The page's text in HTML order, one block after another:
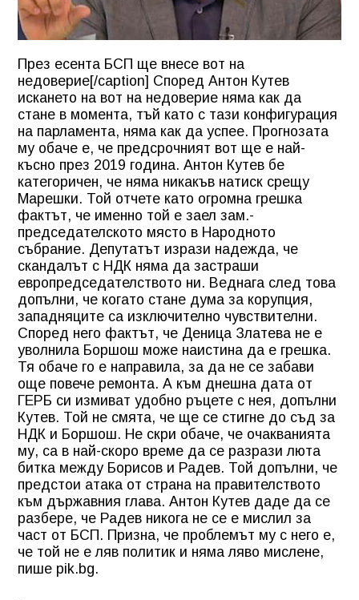
През есента БСП ще внесе вот на
недоверие[/caption] Според Антон Кутев
искането на вот на недоверие няма как да
стане в момента, тъй като с тази конфигурация
на парламента, няма как да успее. Прогнозата
му обаче е, че предсрочният вот ще е най-
късно през 2019 година. Антон Кутев бе
категоричен, че няма никакъв натиск срещу
Марешки. Той отчете като огромна грешка
фактът, че именно той е заел зам.-
председателското място в Народното
събрание. Депутатът изрази надежда, че
скандалът с НДК няма да застраши
европредседателството ни. Веднага след това
допълни, че когато стане дума за корупция,
западняците са изключително чувствителни.
Според него фактът, че Деница Златева не е
уволнила Боршош може наистина да е грешка.
Тя обаче го е направила, за да не се забави
още повече ремонта. А към днешна дата от
ГЕРБ си измиват удобно ръцете с нея, допълни
Кутев. Той не смята, че ще се стигне до съд за
НДК и Боршош. Не скри обаче, че очакванията
му, са в най-скоро време да се разрази люта
битка между Борисов и Радев. Той допълни, че
предстои атака от страна на правителството
към държавния глава. Антон Кутев даде да се
разбере, че Радев никога не се е мислил за
част от БСП. Призна, че проблемът му с него е,
че той не е ляв политик и няма ляво мислене,
пише pik.bg.